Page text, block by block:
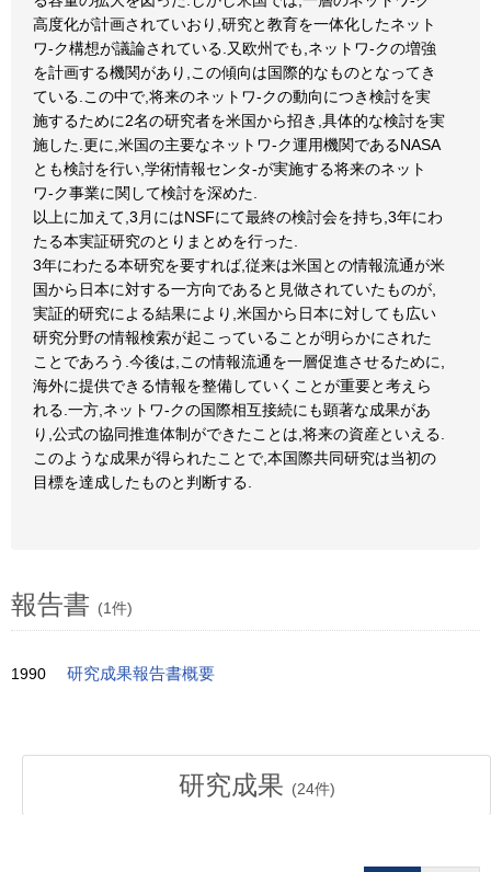
高度化が計画されていおり,研究と教育を一体化したネット
ワ-ク構想が議論されている.又欧州でも,ネットワ-クの増強
を計画する機関があり,この傾向は国際的なものとなってき
ている.この中で,将来のネットワ-クの動向につき検討を実
施するために2名の研究者を米国から招き,具体的な検討を実
施した.更に,米国の主要なネットワ-ク運用機関であるNASA
とも検討を行い,学術情報センタ-が実施する将来のネット
ワ-ク事業に関して検討を深めた.
以上に加えて,3月にはNSFにて最終の検討会を持ち,3年にわ
たる本実証研究のとりまとめを行った.
3年にわたる本研究を要すれば,従来は米国との情報流通が米
国から日本に対する一方向であると見做されていたものが,
実証的研究による結果により,米国から日本に対しても広い
研究分野の情報検索が起こっていることが明らかにされた
ことであろう.今後は,この情報流通を一層促進させるために,
海外に提供できる情報を整備していくことが重要と考えら
れる.一方,ネットワ-クの国際相互接続にも顕著な成果があ
り,公式の協同推進体制ができたことは,将来の資産といえる.
このような成果が得られたことで,本国際共同研究は当初の
目標を達成したものと判断する.
報告書 (1件)
1990 研究成果報告書概要
研究成果 (24件)